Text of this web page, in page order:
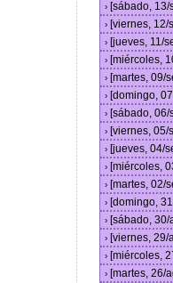
› [sábado,
› [viernes,
› [jueves, 11/
› [miércoles,
› [martes, 09/
› [domingo,
› [sábado,
› [viernes,
› [jueves, 04/
› [miércoles,
› [martes, 02/
› [domingo,
› [sábado,
› [viernes,
› [miércoles,
› [martes, 26/